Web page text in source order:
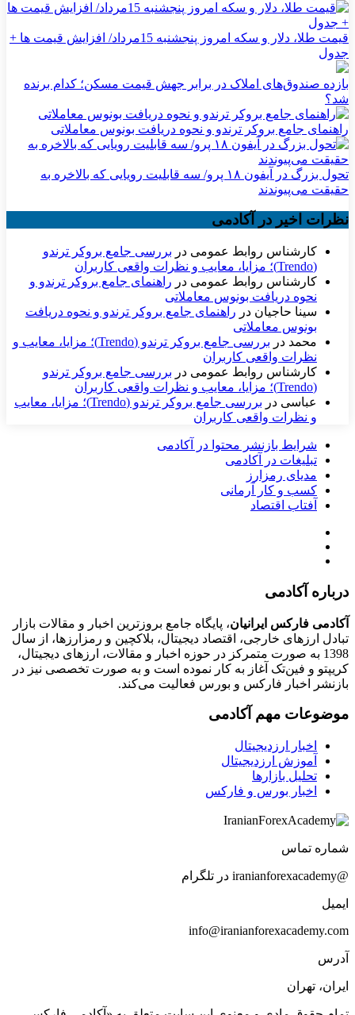
قیمت طلا، دلار و سکه امروز پنجشنبه 15مرداد/ افزایش قیمت ها +
جدول
بازده صندوق‌های املاک در برابر جهش قیمت مسکن؛ کدام برنده
شد؟
راهنمای جامع بروکر ترندو و نحوه دریافت بونوس معاملاتی
تحول بزرگ در آیفون ۱۸ پرو/ سه قابلیت رویایی که بالاخره به
حقیقت می‌پیوندند
نظرات اخیر در آکادمی
کارشناس روابط عمومی در بررسی جامع بروکر ترندو
(Trendo)؛ مزایا، معایب و نظرات واقعی کاربران
کارشناس روابط عمومی در راهنمای جامع بروکر ترندو و
نحوه دریافت بونوس معاملاتی
سینا حاجیان در راهنمای جامع بروکر ترندو و نحوه دریافت
بونوس معاملاتی
محمد در
بررسی جامع بروکر ترندو (Trendo)؛ مزایا، معایب و
نظرات واقعی کاربران
کارشناس روابط عمومی در بررسی جامع بروکر ترندو
(Trendo)؛ مزایا، معایب و نظرات واقعی کاربران
عباسی در
بررسی جامع بروکر ترندو (Trendo)؛ مزایا، معایب
و نظرات واقعی کاربران
شرایط بازنشر محتوا در آکادمی
تبلیغات در آکادمی
مدیای رمزارز
کسب و کار آرمانی
آفتاب اقتصاد
درباره آکادمی
آکادمی فارکس ایرانیان، پایگاه جامع بروزترین اخبار و مقالات بازار
تبادل ارزهای خارجی، اقتصاد دیجیتال، بلاکچین و رمزارزها، از سال
1398 به صورت متمرکز در حوزه اخبار و مقالات، ارزهای‌ دیجیتال،
کریپتو و فین‌تک آغاز به کار نموده است و به صورت تخصصی نیز در
بازنشر اخبار فارکس و بورس فعالیت می‌کند.
موضوعات مهم آکادمی
اخبار ارزدیجیتال
آموزش ارزدیجیتال
تحلیل بازارها
اخبار بورس و فارکس
شماره تماس
@iranianforexacademy در تلگرام
ایمیل
info@iranianforexacademy.com
آدرس
ایران، تهران